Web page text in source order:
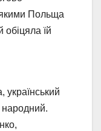
якими Польща
їй
народний.